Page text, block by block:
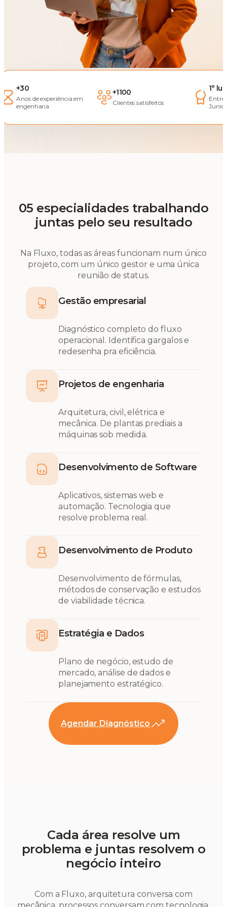
+30
Anos de experiência em
engenharia
+1100
Clientes satisfeitos
1°
Entre
05 especialidades trabalhando
juntas pelo seu resultado
Na Fluxo, todas as áreas funcionam num único
projeto, com um único gestor e uma única
reunião de status.
Gestão empresarial
Diagnóstico completo do fluxo
operacional. Identifica gargalos e
redesenha pra eficiência.
Projetos de engenharia
Arquitetura, civil, elétrica e
mecânica. De plantas prediais a
máquinas sob medida.
Desenvolvimento de Software
Aplicativos, sistemas web e
automação. Tecnologia que
resolve problema real.
Desenvolvimento de Produto
Desenvolvimento de fórmulas,
métodos de conservação e estudos
de viabilidade técnica.
Estratégia e Dados
Plano de negócio, estudo de
mercado, análise de dados e
planejamento estratégico.
Agendar Diagnóstico
Cada área resolve um
problema e juntas resolvem o
negócio inteiro
Com a Fluxo, arquitetura conversa com